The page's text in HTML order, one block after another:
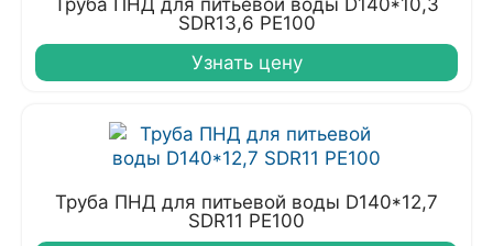
Труба ПНД для питьевой воды D140*10,3
SDR13,6 PE100
Узнать цену
Труба ПНД для питьевой воды D140*12,7
SDR11 PE100